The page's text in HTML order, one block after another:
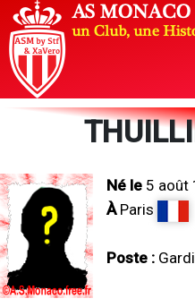
Né le 5 août
ÀParis
Poste :